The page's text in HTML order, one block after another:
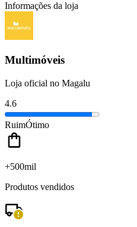
Informações da loja
Multimóveis
Loja oficial no Magalu
4.6
RuimÓtimo
+500mil
Produtos vendidos